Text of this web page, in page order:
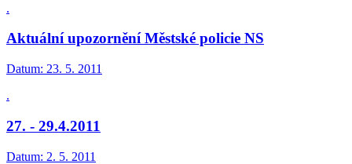
.
Aktuální upozornění Městské policie NS
Datum: 23. 5. 2011
.
27. - 29.4.2011
Datum: 2. 5. 2011